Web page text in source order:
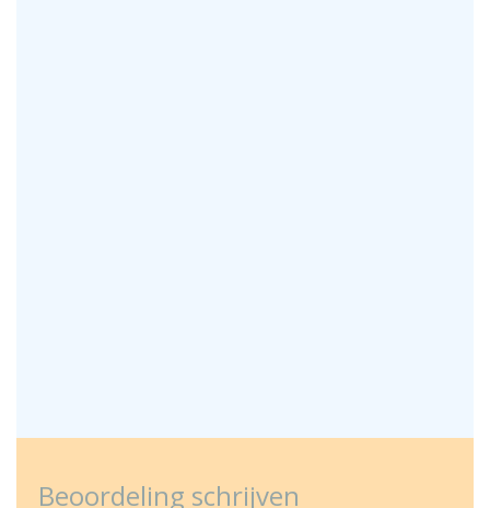
Beoordeling schrijven